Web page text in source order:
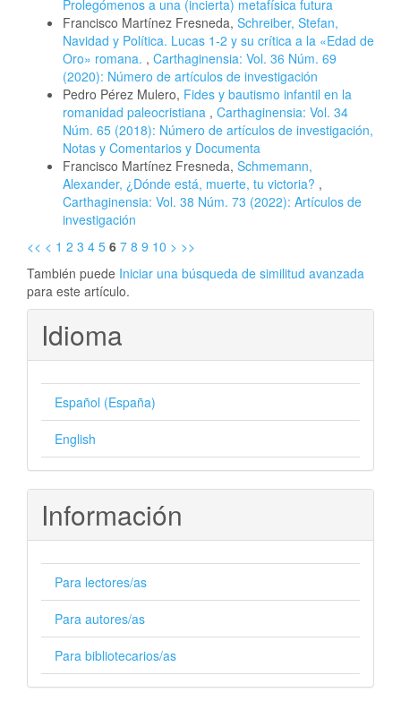
Prolegómenos a una (incierta) metafísica futura
Francisco Martínez Fresneda, Schreiber, Stefan,
Navidad y Política. Lucas 1-2 y su crítica a la «Edad de
Oro» romana. , Carthaginensia: Vol. 36 Núm. 69
(2020): Número de artículos de investigación
Pedro Pérez Mulero, Fides y bautismo infantil en la
romanidad paleocristiana , Carthaginensia: Vol. 34
Núm. 65 (2018): Número de artículos de investigación,
Notas y Comentarios y Documenta
Francisco Martínez Fresneda, Schmemann,
Alexander, ¿Dónde está, muerte, tu victoria? ,
Carthaginensia: Vol. 38 Núm. 73 (2022): Artículos de
investigación
<< < 1 2 3 4 5 6 7 8 9 10 > >>
También puede Iniciar una búsqueda de similitud avanzada
para este artículo.
Idioma
Español (España)
English
Información
Para lectores/as
Para autores/as
Para bibliotecarios/as